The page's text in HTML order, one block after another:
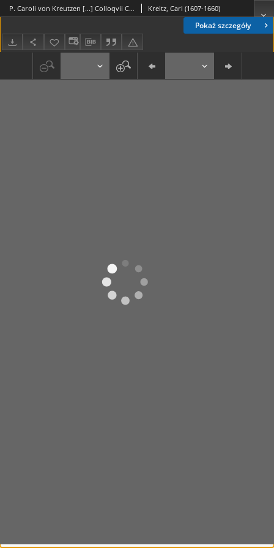
Pokaż szczegóły
P. Caroli von Kreutzen [...] Colloqvii Charitativi das ist Liebfreundtlichen Gesprächs Mit dem Luterischen Dantzker Ministerio wegen der nohtwendigen verthädigung ihres Luterischen Catechismi, den sie Anno 1648 drucken lassen. Th. 1 Kreitz, Carl (1607-1660)